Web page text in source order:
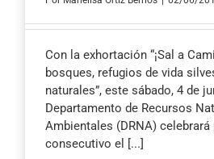
Con la exhortación “¡Sal a
bosques, refugios de vida
naturales”, este sábado, 4 de
Departamento de Recursos
Ambientales (DRNA)
consecutivo el [...]